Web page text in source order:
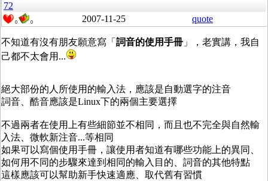
72
0 0 2007-11-25 quote
不知道有沒有朋友願意寫「 詞音的使用手冊 」，老實講，我自
己都不太會用...
絕大部份的人所使用的輸入法，應該是自動選字的注音
詞音、酷音應該是Linux下的兩個主要選擇
不過兩者在使用上有些細節並不相同，而且也不完全與自然輸
入法、微軟新注音...等相同
如果可以寫個使用手冊，讓使用者知道有哪些功能上的異同、
如何用不同的步驟來達到相同的輸入目的、詞音的其他特點
這樣應該可以幫助新手快速適應、取代舊有習慣